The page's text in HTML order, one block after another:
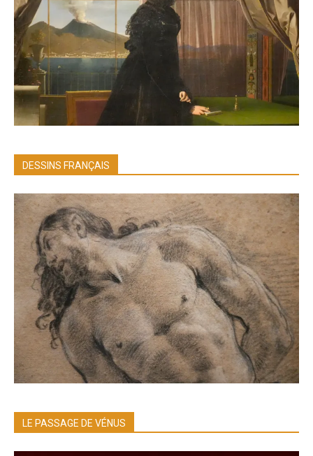
DESSINS FRANÇAIS
LE PASSAGE DE VÉNUS